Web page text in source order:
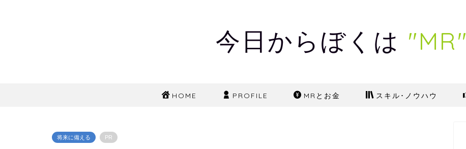
今日からぼくは "MR"
HOME PROFILE MRとお金 スキル･ノウハウ
将来に備える PR